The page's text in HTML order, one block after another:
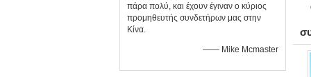
πάρα πολύ, και έχουν έγιναν ο κύριος
προμηθευτής συνδετήρων μας στην
Κίνα.
—— Mike Mcmaster